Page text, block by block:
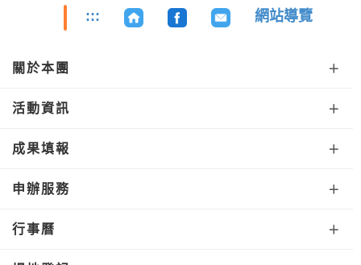
要
區
::: 網站導覽
關於本團
活動資訊
成果填報
申辦服務
行事曆